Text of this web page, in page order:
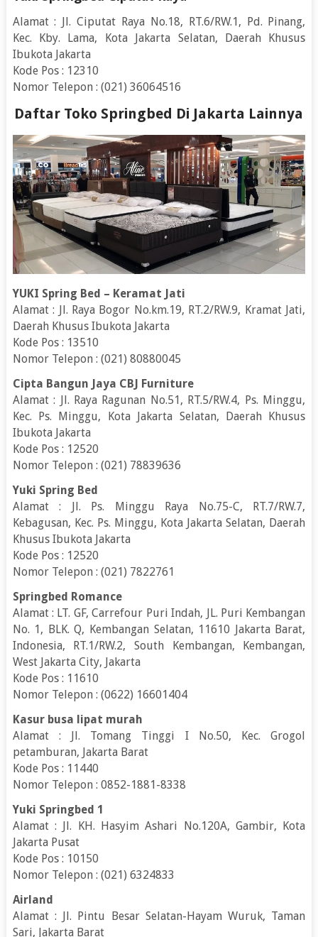
Alamat : Jl. Ciputat Raya No.18, RT.6/RW.1, Pd. Pinang,
Kec. Kby. Lama, Kota Jakarta Selatan, Daerah Khusus
Ibukota Jakarta
Kode Pos : 12310
Nomor Telepon : (021) 36064516
Daftar Toko Springbed Di Jakarta Lainnya
YUKI Spring Bed – Keramat Jati
Alamat : Jl. Raya Bogor No.km.19, RT.2/RW.9, Kramat Jati,
Daerah Khusus Ibukota Jakarta
Kode Pos : 13510
Nomor Telepon : (021) 80880045
Cipta Bangun Jaya CBJ Furniture
Alamat : Jl. Raya Ragunan No.51, RT.5/RW.4, Ps. Minggu,
Kec. Ps. Minggu, Kota Jakarta Selatan, Daerah Khusus
Ibukota Jakarta
Kode Pos : 12520
Nomor Telepon : (021) 78839636
Yuki Spring Bed
Alamat : Jl. Ps. Minggu Raya No.75-C, RT.7/RW.7,
Kebagusan, Kec. Ps. Minggu, Kota Jakarta Selatan, Daerah
Khusus Ibukota Jakarta
Kode Pos : 12520
Nomor Telepon : (021) 7822761
Springbed Romance
Alamat : LT. GF, Carrefour Puri Indah, JL. Puri Kembangan
No. 1, BLK. Q, Kembangan Selatan, 11610 Jakarta Barat,
Indonesia, RT.1/RW.2, South Kembangan, Kembangan,
West Jakarta City, Jakarta
Kode Pos : 11610
Nomor Telepon : (0622) 16601404
Kasur busa lipat murah
Alamat : Jl. Tomang Tinggi I No.50, Kec. Grogol
petamburan, Jakarta Barat
Kode Pos : 11440
Nomor Telepon : 0852-1881-8338
Yuki Springbed 1
Alamat : Jl. KH. Hasyim Ashari No.120A, Gambir, Kota
Jakarta Pusat
Kode Pos : 10150
Nomor Telepon : (021) 6324833
Airland
Alamat : Jl. Pintu Besar Selatan-Hayam Wuruk, Taman
Sari, Jakarta Barat